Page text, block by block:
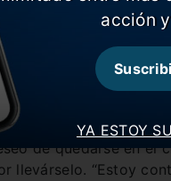
se le consultó
jugador de Boca“,
. No es marcha atrás
de quedarse en el
llevárselo. “Estoy
YA ESTOY
acción